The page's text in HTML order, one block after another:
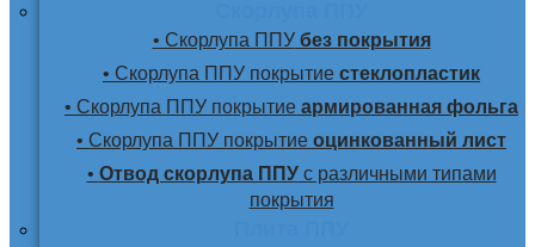
• Скорлупа ППУбез покрытия
• Скорлупа ППУ покрытие стеклопластик
• Скорлупа ППУ покрытие армированная фольга
• Скорлупа ППУ покрытие оцинкованный лист
• Отвод скорлупа ППУс различными типами
покрытия